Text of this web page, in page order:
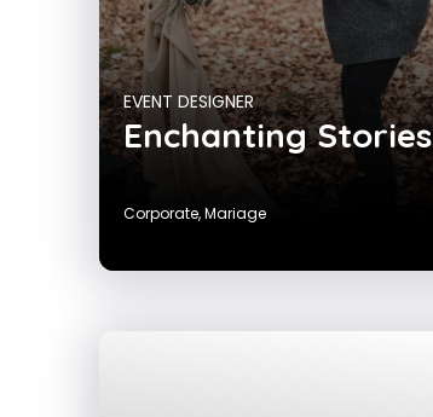
EVENT DESIGNER
Enchanting Stories
Corporate,Mariage